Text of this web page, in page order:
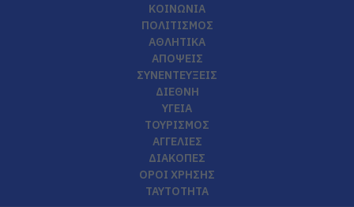
ΚΟΙΝΩΝΙΑ
ΠΟΛΙΤΙΣΜΟΣ
ΑΘΛΗΤΙΚΑ
ΑΠΟΨΕΙΣ
ΣΥΝΕΝΤΕΥΞΕΙΣ
ΔΙΕΘΝΗ
ΥΓΕΙΑ
ΤΟΥΡΙΣΜΟΣ
ΑΓΓΕΛΙΕΣ
ΔΙΑΚΟΠΕΣ
ΟΡΟΙ ΧΡΗΣΗΣ
ΤΑΥΤΟΤΗΤΑ